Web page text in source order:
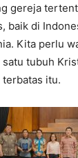
gereja
baik di
Kita perlu
tubuh
terbatas itu.